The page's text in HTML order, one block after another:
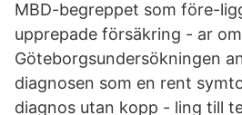
MBD-begreppet som före-
upprepade försäkring - ar
Göteborgsundersökningen
diagnosen som en rent
diagnos utan kopp - ling till